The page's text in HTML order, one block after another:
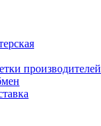
производителей